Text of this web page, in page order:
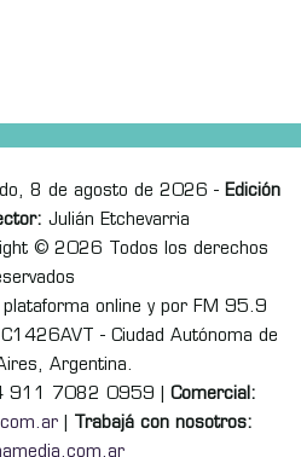
8 de agosto de 2026 - Edición
Julián Etchevarria
© 2026 Todos los derechos
online y por FM 95.9
- Ciudad Autónoma de
Argentina.
911 7082 0959 | Comercial:
Trabajá con nosotros: